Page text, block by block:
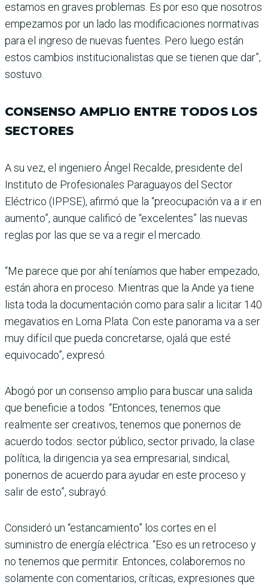
estamos en gra­ves problemas. Es por eso que nosotros
empezamos por un lado las modificaciones nor­mativas
para el ingreso de nuevas fuentes. Pero luego están
estos cambios institu­cionalistas que se tienen que dar”,
sostuvo.
CONSENSO AMPLIO ENTRE TODOS LOS
SECTORES
A su vez, el ingeniero Ángel Recalde, presidente del
Instituto de Profesiona­les Paraguayos del Sector
Eléctrico (IPPSE), afirmó que la “preocupación va a ir en
aumento”, aunque cali­ficó de “excelentes” las nue­vas
reglas por las que se va a regir el mercado.
“Me parece que por ahí tenía­mos que haber empezado,
están ahora en proceso. Mien­tras que la Ande ya tiene
lista toda la documentación como para salir a licitar 140
mega­vatios en Loma Plata. Con este panorama va a ser
muy difícil que pueda concretarse, ojalá que esté
equivocado”, expresó.
Abogó por un consenso amplio para buscar una salida
que beneficie a todos. “Enton­ces, tenemos que
realmente ser creativos, tenemos que ponernos de
acuerdo todos: sector público, sector privado, la clase
política, la dirigencia ya sea empresarial, sindical,
ponernos de acuerdo para ayudar en este proceso y
salir de esto”, subrayó.
Consideró un “estanca­miento” los cortes en el
suministro de energía eléc­trica. “Eso es un retroceso y
no tenemos que permi­tir. Entonces, colaboremos no
solamente con comen­tarios, críticas, expresio­nes que